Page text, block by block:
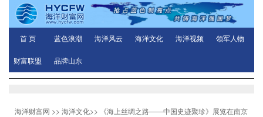
首 页 蓝色浪潮 海洋风云 海洋文化 海洋视频 领军人物
财富联盟 品牌山东
海洋财富网 >> 海洋文化>>
《海上丝绸之路——中国史迹聚珍》展览在南京